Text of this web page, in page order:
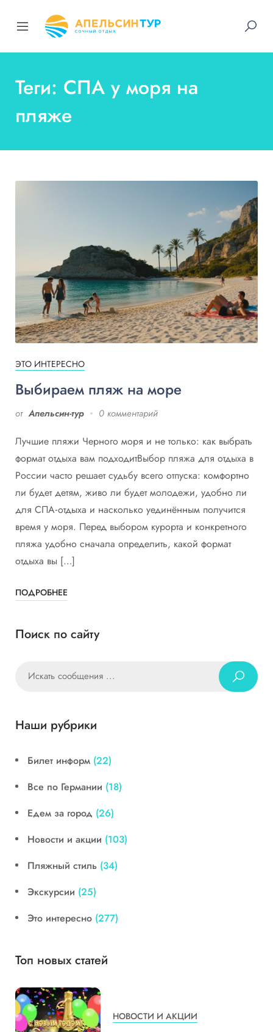
Теги: СПА у моря на
пляже
ЭТО ИНТЕРЕСНО
Выбираем пляж на море
от Апельсин-тур 0 комментарий
Лучшие пляжи Черного моря и не только: как выбрать
формат отдыха вам подходитВыбор пляжа для отдыха в
России часто решает судьбу всего отпуска: комфортно
ли будет детям, живо ли будет молодежи, удобно ли
для СПА‑отдыха и насколько уединённым получится
время у моря. Перед выбором курорта и конкретного
пляжа удобно сначала определить, какой формат
отдыха вы […]
ПОДРОБНЕЕ
Поиск по сайту
Наши рубрики
Билет информ (22)
Все по Германии (18)
Едем за город (26)
Новости и акции (103)
Пляжный стиль (34)
Экскурсии (25)
Это интересно (277)
Топ новых статей
НОВОСТИ И АКЦИИ